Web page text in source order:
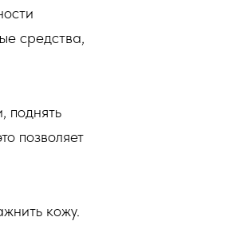
средства,
поднять
позволяет
кожу.